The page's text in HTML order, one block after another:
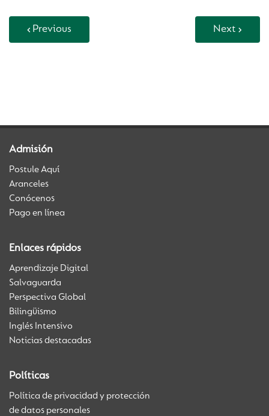
Previous Next
Admisión
Postule Aquí
Aranceles
Conócenos
Pago en línea
Enlaces rápidos
Aprendizaje Digital
Salvaguarda
Perspectiva Global
Bilingüismo
Inglés Intensivo
Noticias destacadas
Políticas
Política de privacidad y protección
de datos personales